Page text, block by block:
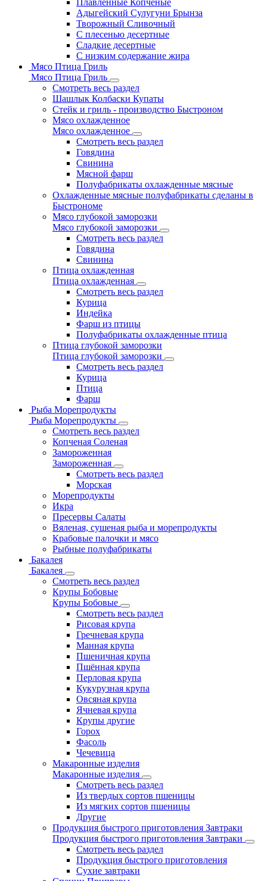
Плавленные Копченые
Адыгейский Сулугуни Брынза
Творожный Сливочный
С плесенью десертные
Сладкие десертные
С низким содержание жира
Мясо Птица Гриль
Мясо Птица Гриль
Смотреть весь раздел
Шашлык Колбаски Купаты
Стейк и гриль - производство Быстроном
Мясо охлажденное
Мясо охлажденное
Смотреть весь раздел
Говядина
Свинина
Мясной фарш
Полуфабрикаты охлажденные мясные
Охлажденные мясные полуфабрикаты сделаны в
Быстрономе
Мясо глубокой заморозки
Мясо глубокой заморозки
Смотреть весь раздел
Говядина
Свинина
Птица охлажденная
Птица охлажденная
Смотреть весь раздел
Курица
Индейка
Фарш из птицы
Полуфабрикаты охлажденные птица
Птица глубокой заморозки
Птица глубокой заморозки
Смотреть весь раздел
Курица
Птица
Фарш
Рыба Морепродукты
Рыба Морепродукты
Смотреть весь раздел
Копченая Соленая
Замороженная
Замороженная
Смотреть весь раздел
Морская
Морепродукты
Икра
Пресервы Салаты
Вяленая, сушеная рыба и морепродукты
Крабовые палочки и мясо
Рыбные полуфабрикаты
Бакалея
Бакалея
Смотреть весь раздел
Крупы Бобовые
Крупы Бобовые
Смотреть весь раздел
Рисовая крупа
Гречневая крупа
Манная крупа
Пшеничная крупа
Пшённая крупа
Перловая крупа
Кукурузная крупа
Овсяная крупа
Ячневая крупа
Крупы другие
Горох
Фасоль
Чечевица
Макаронные изделия
Макаронные изделия
Смотреть весь раздел
Из твердых сортов пшеницы
Из мягких сортов пшеницы
Другие
Продукция быстрого приготовления Завтраки
Продукция быстрого приготовления Завтраки
Смотреть весь раздел
Продукция быстрого приготовления
Сухие завтраки